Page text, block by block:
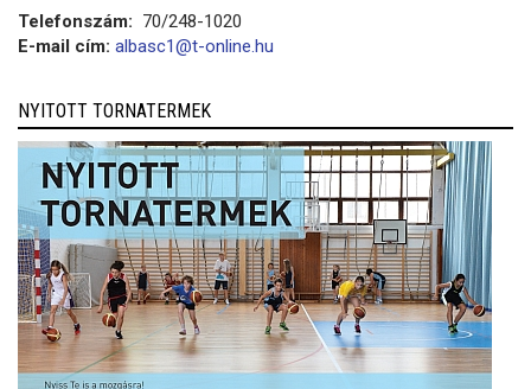
Telefonszám: 70/248-1020
E-mail cím: albasc1@t-online.hu
NYITOTT TORNATERMEK